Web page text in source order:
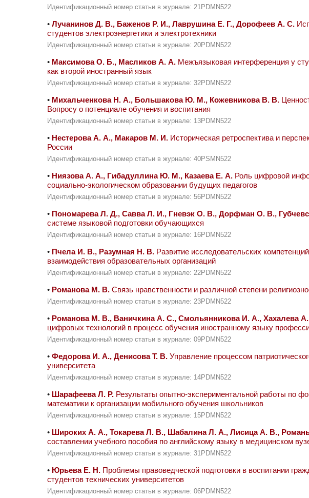
Идентификационный номер статьи в журнале: 21PDMN522
• Лучанинов Д. В., Баженов Р. И., Лаврушина Е. Г., Дорофеев А. С.
студентов электроэнергетики и электротехники
Идентификационный номер статьи в журнале: 20PDMN522
• Максимова О. Б., Масликов А. А. Межъязыковая интерференция у
как второй иностранный язык
Идентификационный номер статьи в журнале: 32PDMN522
• Михальченкова Н. А., Большакова Ю. М., Кожевникова В. В.
Вопросу о потенциале обучения и воспитания
Идентификационный номер статьи в журнале: 13PDMN522
• Нестерова А. А., Макаров М. И. Историческая ретроспектива и
России
Идентификационный номер статьи в журнале: 40PSMN522
• Ниязова А. А., Гибадуллина Ю. М., Казаева Е. А. Роль цифровой
социально-экологическом образовании будущих педагогов
Идентификационный номер статьи в журнале: 56PDMN522
• Пономарева Л. Д., Савва Л. И., Гневэк О. В., Дорфман О. В.,
системе языковой подготовки обучающихся
Идентификационный номер статьи в журнале: 16PDMN522
• Пчела И. В., Разумная Н. В. Развитие исследовательских
взаимодействия образовательных организаций
Идентификационный номер статьи в журнале: 22PDMN522
• Романова М. В. Связь нравственности и различной степени
Идентификационный номер статьи в журнале: 23PDMN522
• Романова М. В., Ваничкина А. С., Смольянникова И. А., Хахалева
цифровых технологий в процесс обучения иностранному языку
Идентификационный номер статьи в журнале: 09PDMN522
• Федорова И. А., Денисова Т. В. Управление процессом
университета
Идентификационный номер статьи в журнале: 14PDMN522
• Шарафеева Л. Р. Результаты опытно-экспериментальной работы по
математики к организации мобильного обучения школьников
Идентификационный номер статьи в журнале: 15PDMN522
• Широких А. А., Токарева Л. В., Шабалина Л. А., Лисица А. В.,
составлении учебного пособия по английскому языку в медицинском
Идентификационный номер статьи в журнале: 31PDMN522
• Юрьева Е. Н. Проблемы правоведческой подготовки в воспитании
студентов технических университетов
Идентификационный номер статьи в журнале: 06PDMN522